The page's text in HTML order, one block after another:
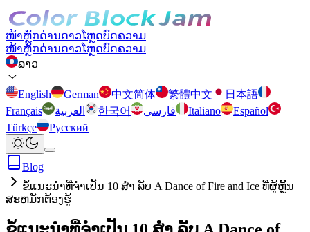
ໜ້າຫຼັກດ່ານດາວໂຫຼດບົດຄວາມ
ໜ້າຫຼັກດ່ານດາວໂຫຼດບົດຄວາມ
ລາວ
English German 中文简体 繁體中文
日本語
Français
العربية 한국어 فارسی Italiano
Español
Türkçe
Русский
Blog
ຂໍ້ແນະນໍາທີ່ຈໍາເປັນ 10 ສຳ ລັບ A Dance of Fire and Ice ທີ່ຜູ້ຫຼິ້ນ
ສະຫມັກຕ້ອງຮູ້